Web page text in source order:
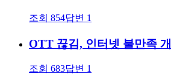
조회 854답변 1
OTT 끊김, 인터넷 불만족
조회 683답변 1